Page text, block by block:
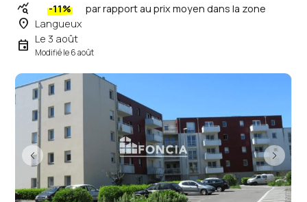
query_stats -11% par rapport au prix moyen dans la zone
place Langueux
event Le 3 août
Modifié le 6 août